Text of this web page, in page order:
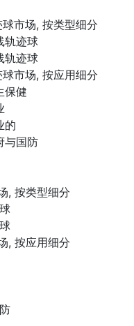
市场, 按类型细分
轨迹球
轨迹球
市场, 按应用细分
保健
的
与国防
, 按类型细分
, 按应用细分